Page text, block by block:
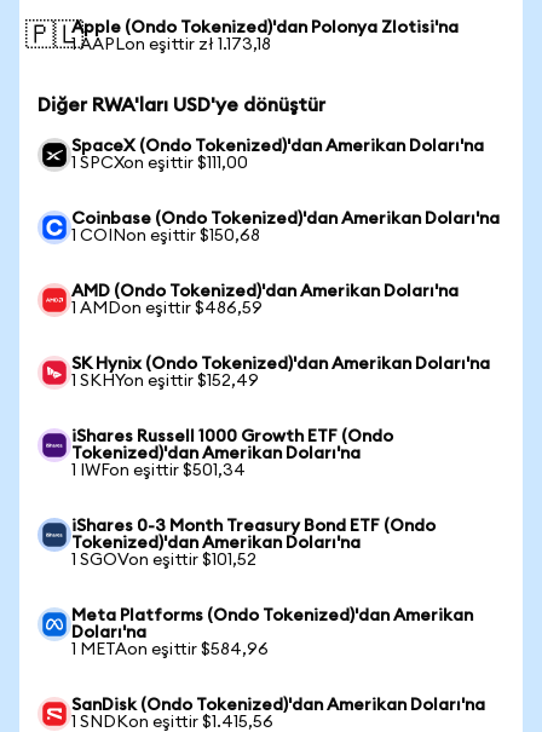
🇵🇱Apple (Ondo Tokenized)'dan Polonya Zlotisi'na
1 AAPLon eşittir zł 1.173,18
Diğer RWA'ları USD'ye dönüştür
SpaceX (Ondo Tokenized)'dan Amerikan Doları'na
1 SPCXon eşittir $111,00
Coinbase (Ondo Tokenized)'dan Amerikan Doları'na
1 COINon eşittir $150,68
AMD (Ondo Tokenized)'dan Amerikan Doları'na
1 AMDon eşittir $486,59
SK Hynix (Ondo Tokenized)'dan Amerikan Doları'na
1 SKHYon eşittir $152,49
iShares Russell 1000 Growth ETF (Ondo
Tokenized)'dan Amerikan Doları'na
1 IWFon eşittir $501,34
iShares 0-3 Month Treasury Bond ETF (Ondo
Tokenized)'dan Amerikan Doları'na
1 SGOVon eşittir $101,52
Meta Platforms (Ondo Tokenized)'dan Amerikan
Doları'na
1 METAon eşittir $584,96
SanDisk (Ondo Tokenized)'dan Amerikan Doları'na
1 SNDKon eşittir $1.415,56